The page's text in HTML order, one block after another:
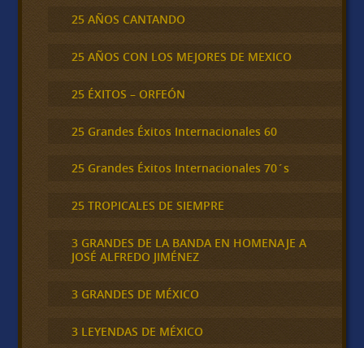
25 AÑOS CANTANDO
25 AÑOS CON LOS MEJORES DE MEXICO
25 ÉXITOS – ORFEÓN
25 Grandes Éxitos Internacionales 60
25 Grandes Éxitos Internacionales 70´s
25 TROPICALES DE SIEMPRE
3 GRANDES DE LA BANDA EN HOMENAJE A
JOSÉ ALFREDO JIMÉNEZ
3 GRANDES DE MÉXICO
3 LEYENDAS DE MÉXICO